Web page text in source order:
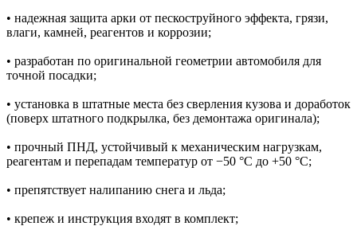
• надежная защита арки от пескоструйного эффекта, грязи,
влаги, камней, реагентов и коррозии;
• разработан по оригинальной геометрии автомобиля для
точной посадки;
• установка в штатные места без сверления кузова и доработок
(поверх штатного подкрылка, без демонтажа оригинала);
• прочный ПНД, устойчивый к механическим нагрузкам,
реагентам и перепадам температур от −50 °C до +50 °C;
• препятствует налипанию снега и льда;
• крепеж и инструкция входят в комплект;